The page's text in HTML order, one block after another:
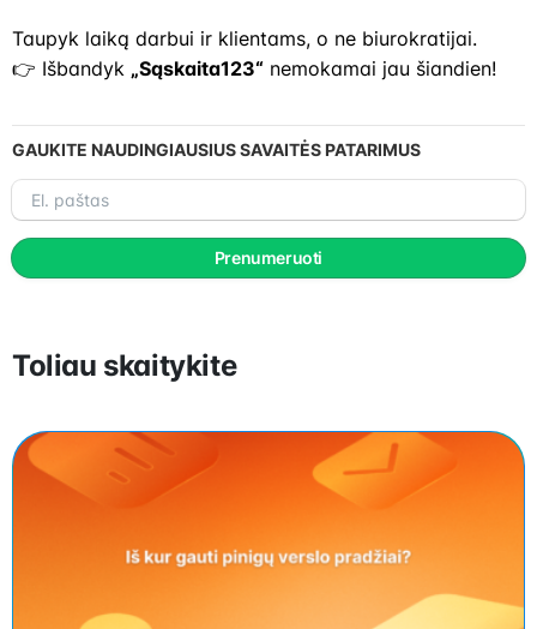
Taupyk laiką darbui ir klientams, o ne biurokratijai.
👉 Išbandyk „Sąskaita123“ nemokamai jau šiandien!
GAUKITE NAUDINGIAUSIUS SAVAITĖS PATARIMUS
El.
paštas
Prenumeruoti
Toliau skaitykite